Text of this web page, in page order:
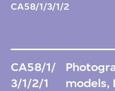
CA58/1/3/1/2
CA58/1/
3/1/2/1
models,